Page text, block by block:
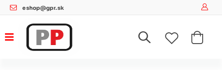
eshop@gpr.sk